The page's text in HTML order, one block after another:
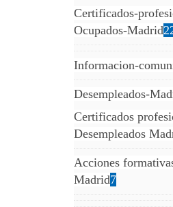
Certificados-
Ocupados-Madrid
Informacion-
Desempleados-
Certificados
Desempleados
Acciones
Madrid7